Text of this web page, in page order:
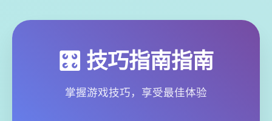
🎛️ 技巧指南指南
掌握游戏技巧，享受最佳体验